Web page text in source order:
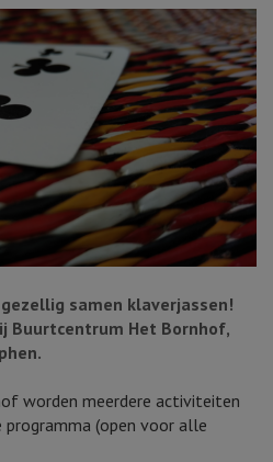
samen klaverjassen!
Buurtcentrum Het Bornhof,
worden meerdere activiteiten
programma (open voor alle